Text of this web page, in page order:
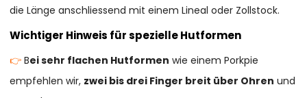
die Länge anschliessend mit einem Lineal oder Zollstock.
Wichtiger Hinweis für spezielle Hutformen
👉Bei sehr flachen Hutformen wie einem Porkpie
empfehlen wir, zwei bis drei Finger breit über Ohren und